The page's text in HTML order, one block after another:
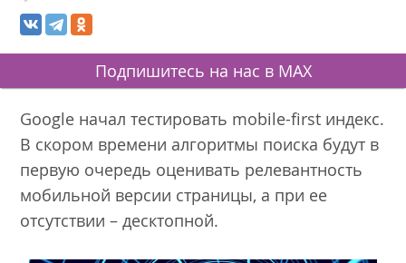
Подпишитесь на нас в MAX
Google начал тестировать mobile-first индекс.
В скором времени алгоритмы поиска будут в
первую очередь оценивать релевантность
мобильной версии страницы, а при ее
отсутствии – десктопной.